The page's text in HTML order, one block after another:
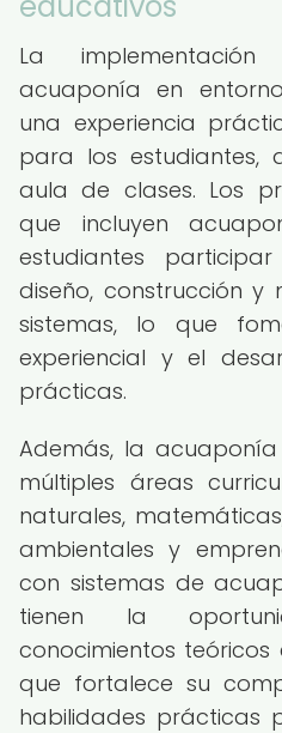
La
acuaponía en
una experiencia
para los
aula de clases. Los
que incluyen
estudiantes
diseño, construcción y
sistemas, lo que
experiencial y el
prácticas.
Además, la
múltiples áreas
naturales,
ambientales y
con sistemas de
tienen la
conocimientos
que fortalece su
habilidades prácticas